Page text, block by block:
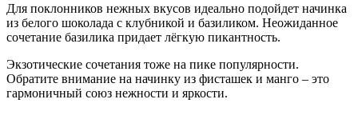
Для поклонников нежных вкусов идеально подойдет начинка
из белого шоколада с клубникой и базиликом. Неожиданное
сочетание базилика придает лёгкую пикантность.
Экзотические сочетания тоже на пике популярности.
Обратите внимание на начинку из фисташек и манго – это
гармоничный союз нежности и яркости.